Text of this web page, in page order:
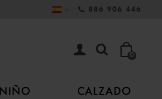
886 906 446
0
NIÑO CALZADO